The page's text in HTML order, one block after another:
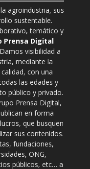
agroindustria, sus
sustentable.
temático y
Prensa Digital
visibilidad a
mediante la
con una
las edades y
público y privado.
Prensa Digital,
en forma
que busquen
sus contenidos.
fundaciones,
ONG,
públicos, etc… a